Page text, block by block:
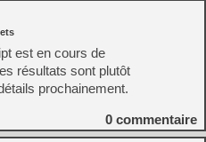
est en cours de
résultats sont plutôt
prochainement.
0 commentaire